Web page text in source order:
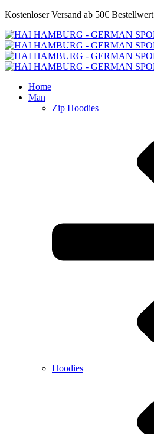
Kostenloser Versand ab 50€ Bestellwert
Home
Man
Zip Hoodies
Hoodies